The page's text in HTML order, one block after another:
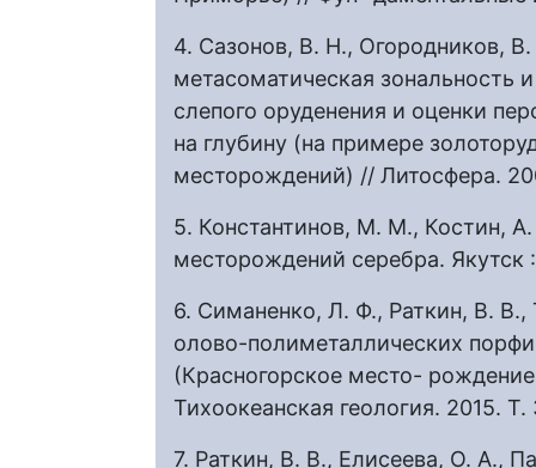
4. Сазонов, В. Н., Огородников,
метасоматическая зональность
слепого оруденения и оценки
на глубину (на примере
месторождений) // Литосфера.
5. Константинов, М. М., Костин,
месторождений серебра. Якутск
6. Симаненко, Л. Ф., Раткин, В.
олово-полиметаллических
(Красногорское место-
Тихоокеанская геология. 2015.
7. Раткин, В. В., Елисеева, О. А.,